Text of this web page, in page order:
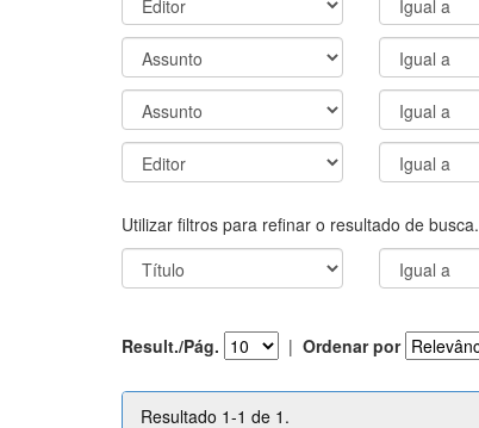
Utilizar filtros para refinar o resultado de busca.
Result./Pág. | Ordenar por
Resultado 1-1 de 1.